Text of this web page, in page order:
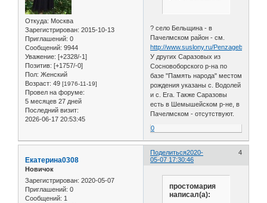
Откуда: Москва
Зарегистрирован: 2015-10-13
Приглашений: 0
Сообщений: 9944
Уважение: [+2328/-1]
Позитив: [+1757/-0]
Пол: Женский
Возраст: 49 [1976-11-19]
Провел на форуме:
5 месяцев 27 дней
Последний визит:
2026-06-17 20:53:45
? село Бельщина - в
Пачелмском район - см.
http://www.suslony.ru/Penzagebiet/
У других Саразовых из
Сосновоборского р-на по
базе "Память народа" местом
рождения указаны с. Водолей
и с. Ега. Также Саразовы
есть в Шемышейском р-не, в
Пачелмском - отсутствуют.
0
Поделиться 4
2020-
05-07 17:30:46
Екатерина0308
Новичок
Зарегистрирован: 2020-05-07
Приглашений: 0
Сообщений: 1
простомария
написал(а):